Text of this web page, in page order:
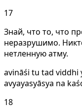
17
Знай, что то, что
неразрушимо.
нетленную атму.
avināśi tu tad viddhi
avyayasyāsya na
18